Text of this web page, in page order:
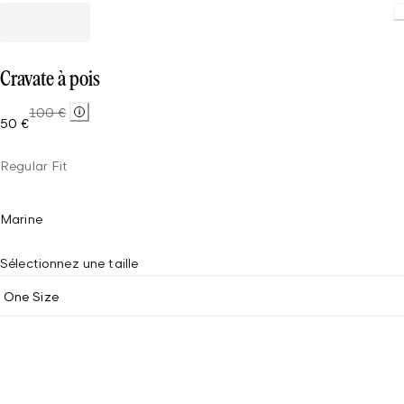
Cravate à pois
50 €
100 €
Regular Fit
Marine
Sélectionnez une taille
One Size